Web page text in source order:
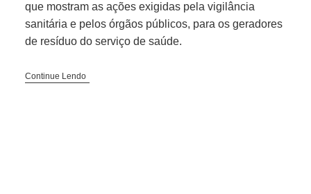
que mostram as ações exigidas pela vigilância
sanitária e pelos órgãos públicos, para os geradores
de resíduo do serviço de saúde.
Continue Lendo